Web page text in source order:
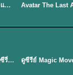
Stuart Fails to Save the Universe สจ๊วตล่มแผนกู้จักรวาล (2026) พากย์ไทย ซับไทย EP.1-10 ★7.8
EP.6เด็กใหม่ The Reset 2026 EP1-6 พากย์ไทย ดูซีรี่ย์ Netflix ล่าสุด HD